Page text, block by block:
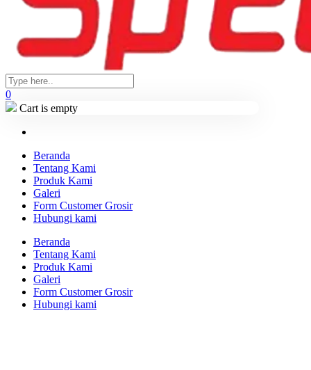
0
Cart is empty
Beranda
Tentang Kami
Produk Kami
Galeri
Form Customer Grosir
Hubungi kami
Beranda
Tentang Kami
Produk Kami
Galeri
Form Customer Grosir
Hubungi kami